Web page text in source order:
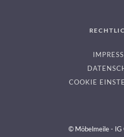
COOKIE
© Möbelmeile - IG